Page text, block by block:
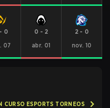
- 0
07
0 - 2
abr. 01
2- 0
nov. 10
CURSO ESPORTS TORNEOS